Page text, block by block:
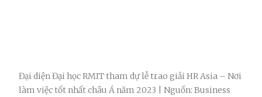
Đại diện Đại học RMIT tham dự lễ trao giải HR Asia – Nơi
làm việc tốt nhất châu Á năm 2023 | Nguồn: Business